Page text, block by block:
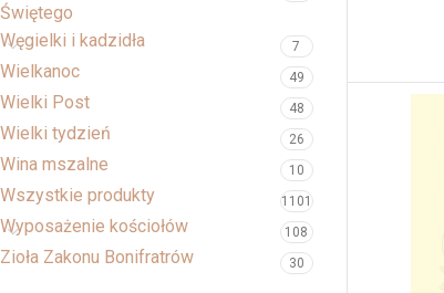
Świętego
Węgielki i kadzidła 7
Wielkanoc 49
Wielki Post 48
Wielki tydzień 26
Wina mszalne 10
Wszystkie produkty 1101
Wyposażenie kościołów 108
Zioła Zakonu Bonifratrów 30